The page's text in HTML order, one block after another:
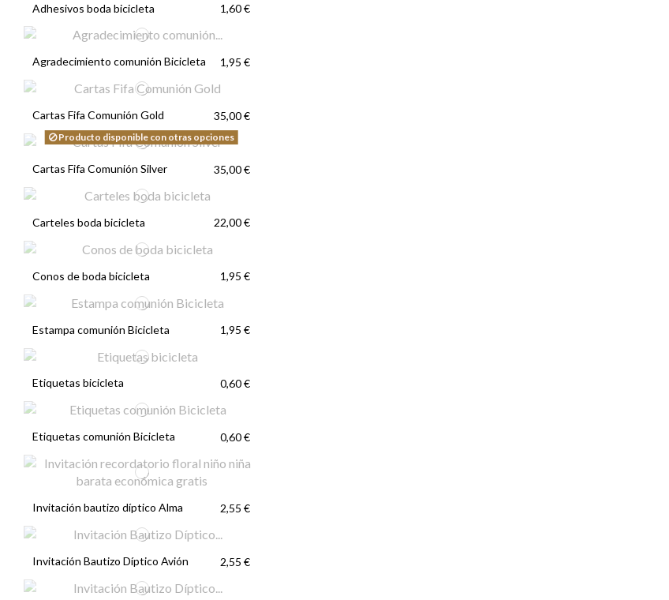
Adhesivos boda bicicleta 1,60 €
Agradecimiento comunión Bicicleta 1,95 €
Cartas Fifa Comunión Gold 35,00 €
Producto disponible con otras opciones
Cartas Fifa Comunión Silver 35,00 €
Carteles boda bicicleta 22,00 €
Conos de boda bicicleta 1,95 €
Estampa comunión Bicicleta 1,95 €
Etiquetas bicicleta 0,60 €
Etiquetas comunión Bicicleta 0,60 €
Invitación bautizo díptico Alma 2,55 €
Invitación Bautizo Díptico Avión 2,55 €